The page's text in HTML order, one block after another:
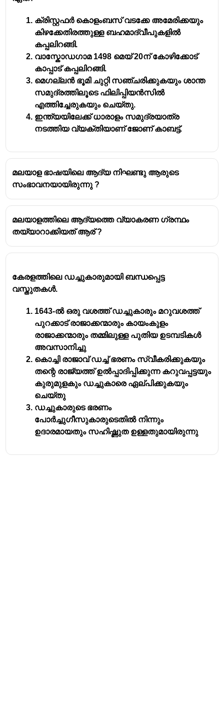
ക്രിസ്റ്റഫർ കൊളംബസ് വടക്കേ അമേരിക്കയും
കിഴക്കേതിരത്തുള്ള ബഹമാദ്വീപുകളിൽ
കപ്പലിറങ്ങി.
വാസ്കോഡഗാമ 1498 മെയ് 20ന് കോഴിക്കോട്
കാപ്പാട് കപ്പലിറങ്ങി.
മെഗല്ലൻ ഭൂമി ചുറ്റി സഞ്ചരിക്കുകയും ശാന്ത
സമുദ്രത്തിലൂടെ ഫിലിപ്പിയൻസിൽ
എത്തിച്ചേരുകയും ചെയ്തു.
ഇന്ത്യയിലേക്ക് ധാരാളം സമുദ്രയാത്ര
നടത്തിയ വ്യക്തിയാണ് ജോണ് കാബട്ട്.
മലയാള ഭാഷയിലെ ആദ്യ നിഘണ്ടു ആരുടെ
സംഭാവനയായിരുന്നു ?
മലയാളത്തിലെ ആദ്യത്തെ വ്യാകരണ ഗ്രന്ഥം
തയ്യാറാക്കിയത് ആര് ?
കേരളത്തിലെ ഡച്ചുകാരുമായി ബന്ധപ്പെട്ട
വസ്തുതകൾ.
1643-ൽ ഒരു വശത്ത് ഡച്ചുകാരും മറുവശത്ത്
പുറക്കാട് രാജാക്കന്മാരും കായംകുളം
രാജാക്കന്മാരും തമ്മിലുള്ള പുതിയ ഉടമ്പടികൾ
അവസാനിച്ചു
കൊച്ചി രാജാവ് ഡച്ച് ഭരണം സ്വീകരിക്കുകയും
തന്റെ രാജ്യത്ത് ഉൽപ്പാദിപ്പിക്കുന്ന കറുവപ്പട്ടയും
കുരുമുളകും ഡച്ചുകാരെ ഏല്പിക്കുകയും
ചെയ്തു
ഡച്ചുകാരുടെ ഭരണം
പോർച്ചുഗീസുകാരുടെതിൽ നിന്നും
ഉദാരമായതും സഹിഷ്ണുത ഉള്ളതുമായിരുന്നു